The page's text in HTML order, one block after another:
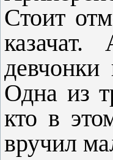
Стоит
девчонки
Одна из
кто в
вручил